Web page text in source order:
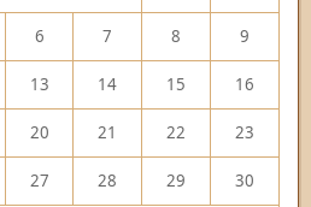
6 7 8 9
13 14 15 16
20 21 22 23
27 28 29 30